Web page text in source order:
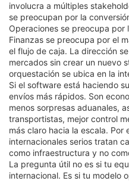
involucra a múltiples
se preocupan por la
Operaciones se preocupa por
Finanzas se preocupa por el
el flujo de caja. La dirección
mercados sin crear un nuevo
orquestación se ubica en la
Si el software está haciendo
envíos más rápidos. Son
menos sorpresas aduanales,
transportistas, mejor control
más claro hacia la escala. Por
internacionales serios tratan
como infraestructura y no
La pregunta útil no es si tu
internacional. Es si tu modelo